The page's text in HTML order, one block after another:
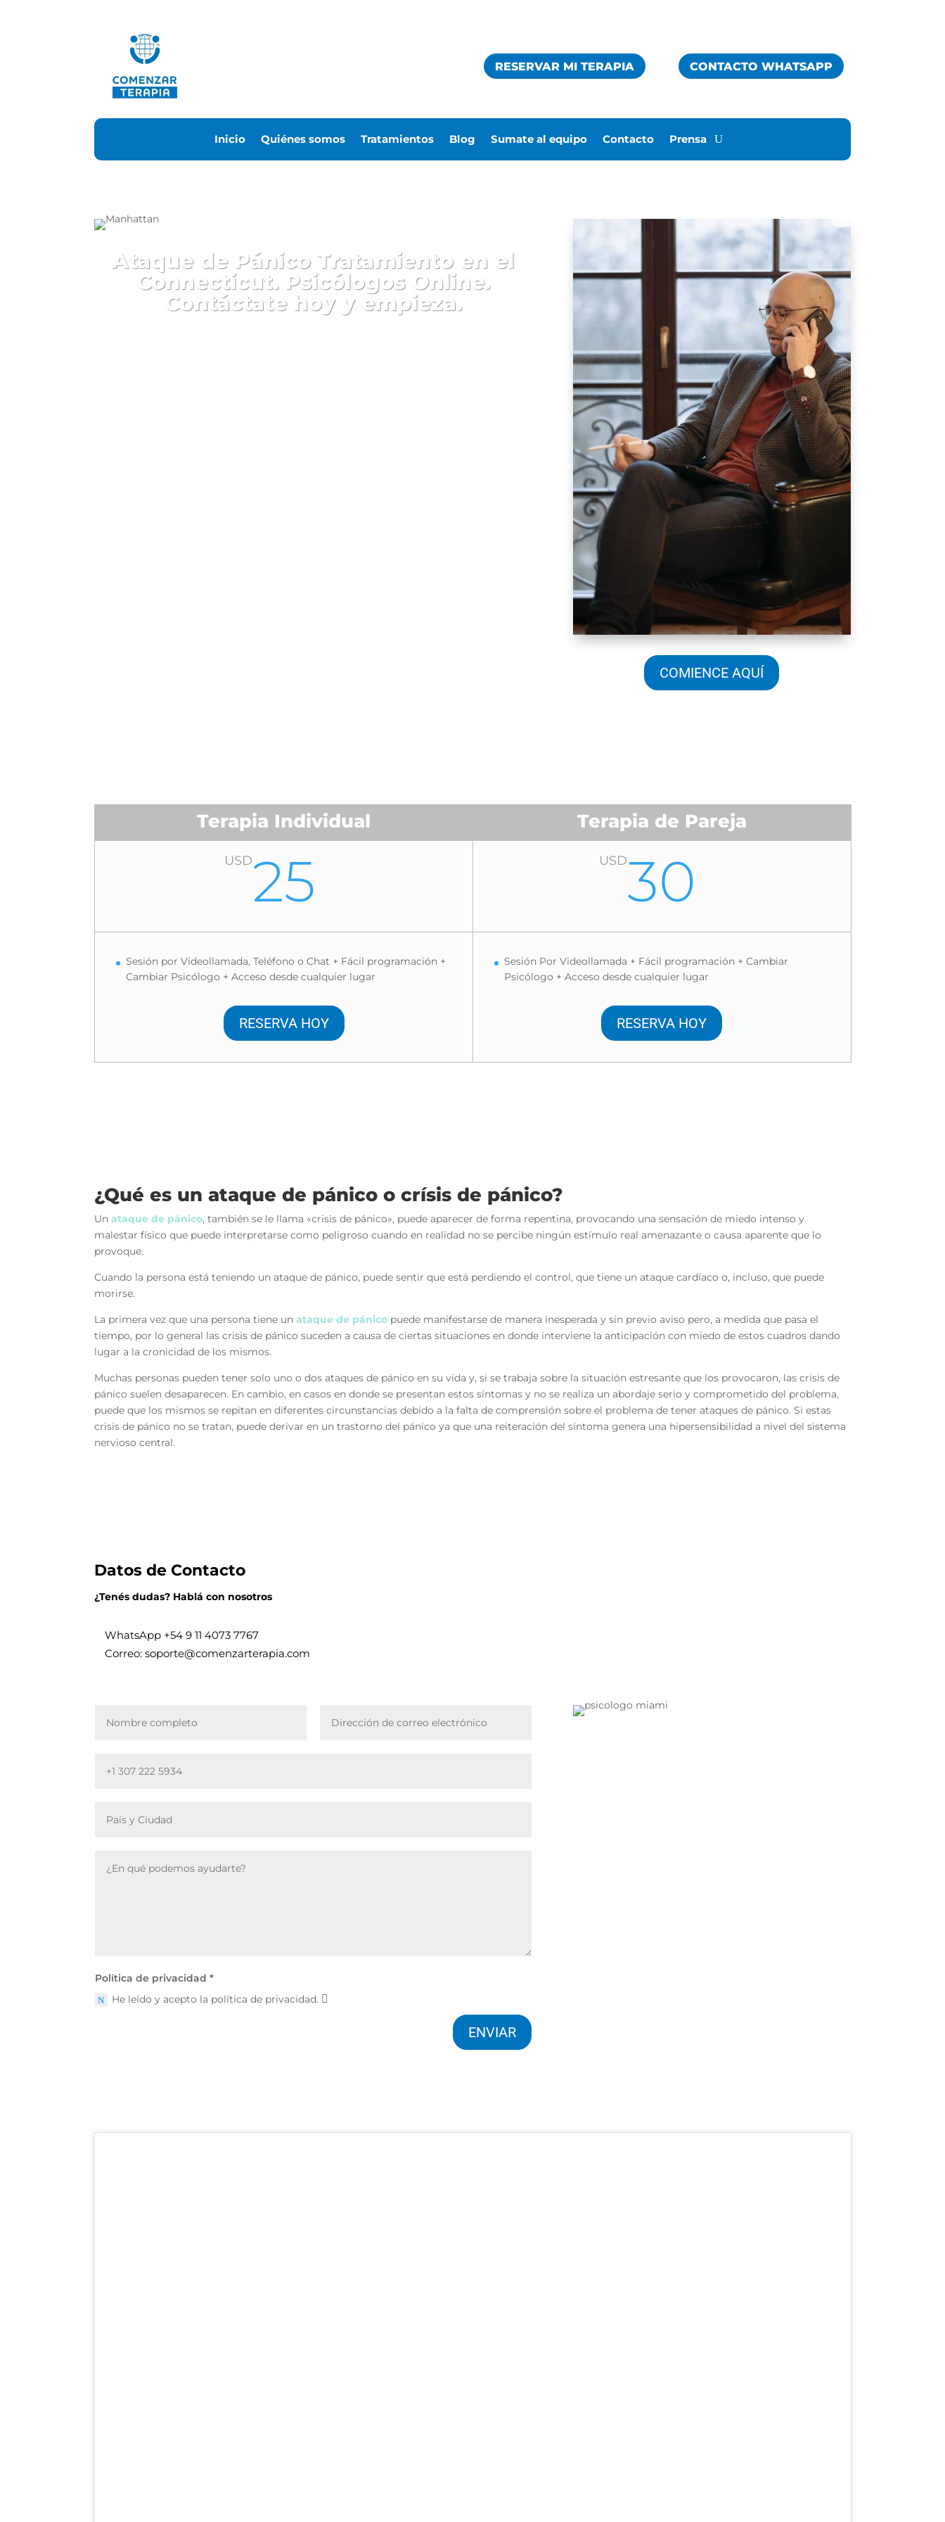
RESERVAR MI TERAPIA CONTACTO WHATSAPP
Inicio Quiénes somos Tratamientos Blog Sumate al equipo Contacto Prensa
Ataque de Pánico Tratamiento en el
Connecticut. Psicólogos Online.
Contáctate hoy y empieza.
COMIENCE AQUÍ
Terapia Individual
USD25
Sesión por Videollamada, Teléfono o Chat + Fácil programación +
Cambiar Psicólogo + Acceso desde cualquier lugar
RESERVA HOY
Terapia de Pareja
USD30
Sesión Por Videollamada + Fácil programación + Cambiar
Psicólogo + Acceso desde cualquier lugar
RESERVA HOY
¿Qué es un ataque de pánico o crísis de pánico?
Unataque de pánico, también se le llama «crisis de pánico», puede aparecer de forma repentina, provocando una sensación de miedo intenso y
malestar físico que puede interpretarse como peligroso cuando en realidad no se percibe ningún estímulo real amenazante o causa aparente que lo
provoque.
Cuando la persona está teniendo un ataque de pánico, puede sentir que está perdiendo el control, que tiene un ataque cardíaco o, incluso, que puede
morirse.
La primera vez que una persona tiene un ataque de pánico puede manifestarse de manera inesperada y sin previo aviso pero, a medida que pasa el
tiempo, por lo general las crisis de pánico suceden a causa de ciertas situaciones en donde interviene la anticipación con miedo de estos cuadros dando
lugar a la cronicidad de los mismos.
Muchas personas pueden tener solo uno o dos ataques de pánico en su vida y, si se trabaja sobre la situación estresante que los provocaron, las crisis de
pánico suelen desaparecen. En cambio, en casos en donde se presentan estos síntomas y no se realiza un abordaje serio y comprometido del problema,
puede que los mismos se repitan en diferentes circunstancias debido a la falta de comprensión sobre el problema de tener ataques de pánico. Si estas
crisis de pánico no se tratan, puede derivar en un trastorno del pánico ya que una reiteración del síntoma genera una hipersensibilidad a nivel del sistema
nervioso central.
Datos de Contacto
¿Tenés dudas? Hablá con nosotros
WhatsApp +54 9 11 4073 7767
Correo: soporte@comenzarterapia.com
Política de privacidad *
He leído y acepto la política de privacidad.
ENVIAR